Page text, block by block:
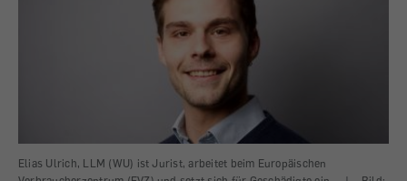
Elias Ulrich, LLM (WU) ist Jurist, arbeitet beim Europäischen